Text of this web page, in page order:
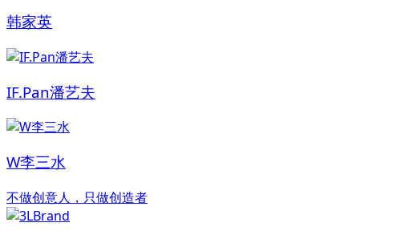
韩家英
IF.Pan潘艺夫
W李三水
不做创意人，只做创造者